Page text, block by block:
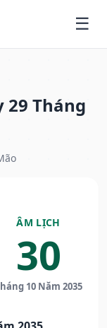
29 Tháng
ÂM LỊCH
30
10 Năm 2035